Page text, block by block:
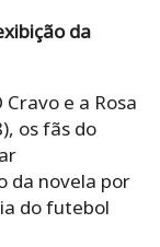
da
e a Rosa
os fãs do
da novela por
do futebol